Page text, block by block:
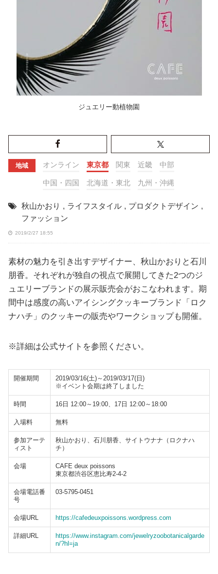
ジュエリー動植物園
地域 オンライン 東京都 関東 近畿 中部
中国・四国 北海道・東北 九州・沖縄
秋山かおり , ライフスタイル , プロダクトデザイン ,
ファッション
2019/2/27 18:55
素材の魅力を引き出すデザイナー、秋山かおりと石川
朋香。それぞれが独自の視点で展開してきた2つのジ
ュエリーブランドの展示販売会がおこなわれます。期
間中は感度の高いアイシングクッキーブランド「ロク
ナハチ」のクッキーの販売やワークショップも開催。
※詳細は公式サイトを参照ください。
開催期間
2019/03/16(土)～2019/03/17(日)
※イベント会期は終了しました
時間 16日 12:00～19:00、17日 12:00～18:00
入場料 無料
参加アーテ
ィスト
秋山かおり、石川朋香、サイトウナナ（ロクナハ
チ）
会場
CAFE deux poissons
東京都渋谷区恵比寿2-4-2
会場電話番
号
03-5795-0451
会場URL https://cafedeuxpoissons.wordpress.com
詳細URL
https://www.instagram.com/jewelryzoobotanicalgarde
n/?hl=ja